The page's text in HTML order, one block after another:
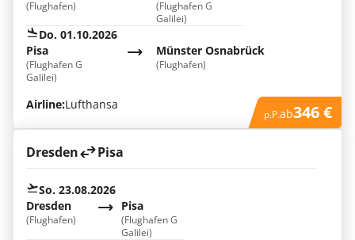
(Flughafen)
(Flughafen G
Galilei)
Do. 01.10.2026
Münster Osnabrück
(Flughafen)
Pisa
(Flughafen G
Galilei)
Airline:Lufthansa
p.P.ab346 €
Dresden Pisa
So. 23.08.2026
Dresden
(Flughafen)
Pisa
(Flughafen G
Galilei)